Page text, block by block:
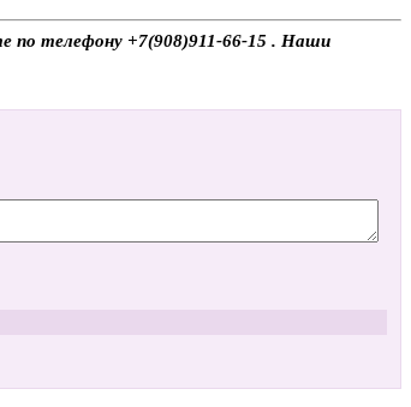
по телефону +7(908)911-66-15 . Наши